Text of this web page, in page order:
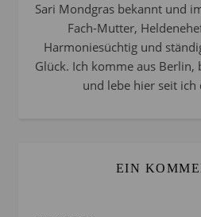
Sari Mondgras bekannt und
Fach-Mutter,
Harmoniesüchtig und
Glück. Ich komme aus Berlin,
und lebe hier seit ich
EIN